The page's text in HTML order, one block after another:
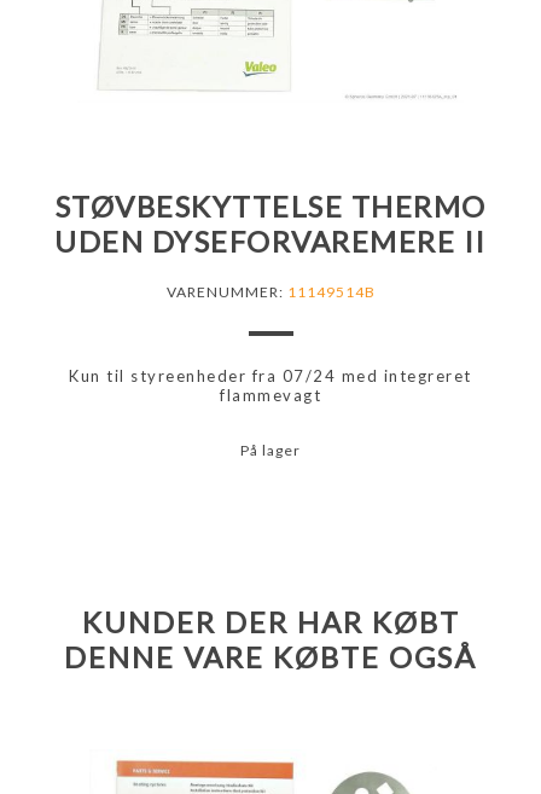
STØVBESKYTTELSE THERMO
UDEN DYSEFORVAREMERE II
VARENUMMER: 11149514B
Kun til styreenheder fra 07/24 med integreret
flammevagt
På lager
KUNDER DER HAR KØBT
DENNE VARE KØBTE OGSÅ